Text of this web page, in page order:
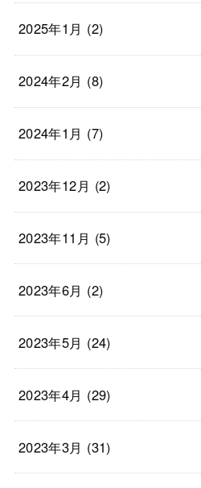
2025年1月 (2)
2024年2月 (8)
2024年1月 (7)
2023年12月 (2)
2023年11月 (5)
2023年6月 (2)
2023年5月 (24)
2023年4月 (29)
2023年3月 (31)